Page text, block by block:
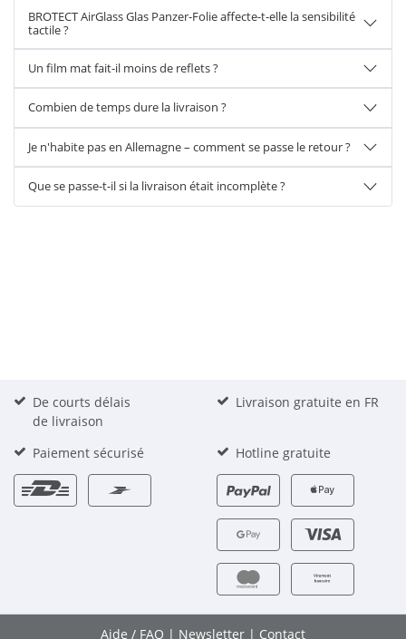
BROTECT AirGlass Glas Panzer-Folie affecte-t-elle la sensibilité
tactile ?
Un film mat fait-il moins de reflets ?
Combien de temps dure la livraison ?
Je n'habite pas en Allemagne – comment se passe le retour ?
Que se passe-t-il si la livraison était incomplète ?
De courts délais
de livraison
Livraison gratuite en FR
Paiement sécurisé Hotline gratuite
Aide / FAQ | Newsletter | Contact